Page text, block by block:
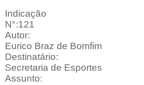
Indicação
N°:121
Autor:
Eurico Braz de Bomfim
Destinatário:
Secretaria de Esportes
Assunto: